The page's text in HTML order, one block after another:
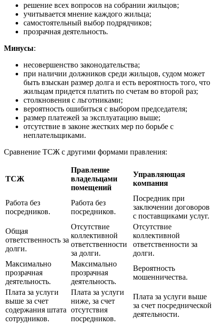
решение всех вопросов на собрании жильцов;
учитывается мнение каждого жильца;
самостоятельный выбор подрядчиков;
прозрачная деятельность.
Минусы:
несовершенство законодательства;
при наличии должников среди жильцов, судом может
быть взыскан размер долга и есть вероятность того, что
жильцам придется платить по счетам во второй раз;
столкновения с льготниками;
вероятность ошибиться с выбором председателя;
размер платежей за эксплуатацию выше;
отсутствие в законе жестких мер по борьбе с
неплательщиками.
Сравнение ТСЖ с другими формами правления:
ТСЖ
Правление
владельцами
помещений
Управляющая
компания
Работа без
посредников.
Работа без
посредников.
Посредник при
заключении договоров
с поставщиками услуг.
Общая
ответственность за
долги.
Отсутствие
коллективной
ответственности
за долги.
Отсутствие
коллективной
ответственности за
долги.
Максимально
прозрачная
деятельность.
Максимально
прозрачная
деятельность.
Вероятность
мошенничества.
Плата за услуги
выше за счет
содержания штата
сотрудников.
Плата за услуги
ниже, за счет
отсутствия
посредников.
Плата за услуги выше
за счет посреднической
деятельности.